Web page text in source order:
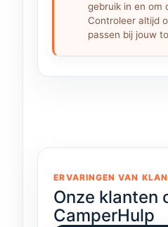
gebruik in en om
Controleer altijd
passen bij jouw
ERVARINGEN VAN
Onze klanten
CamperHulp